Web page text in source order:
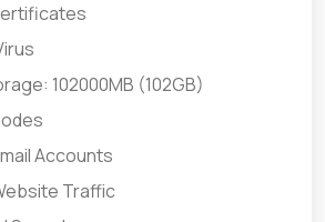
102000MB (102GB)
Accounts
Traffic